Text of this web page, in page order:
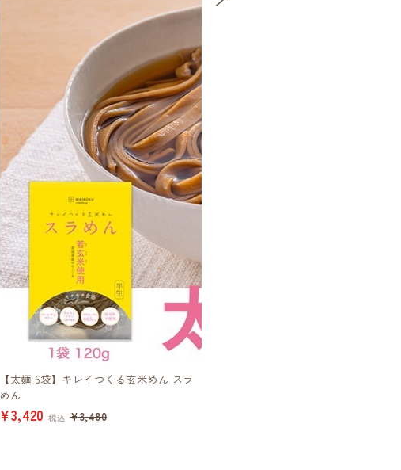
【太麺 6袋】キレイつくる玄米めん スラ
めん
¥3,420 税込 ¥3,480